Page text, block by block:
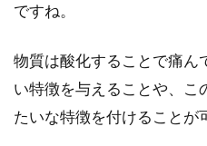
ですね。
物質は酸化することで痛ん
い特徴を与えることや、こ
たいな特徴を付けることが